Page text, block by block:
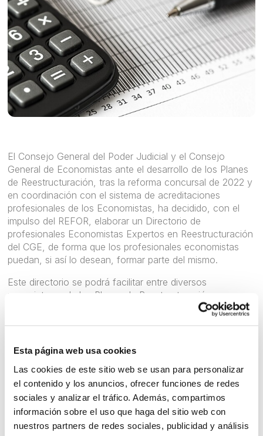
Esta página web usa cookies
Las cookies de este sitio web se usan para personalizar
el contenido y los anuncios, ofrecer funciones de redes
sociales y analizar el tráfico. Además, compartimos
información sobre el uso que haga del sitio web con
nuestros partners de redes sociales, publicidad y análisis
El Consejo General del Poder Judicial y el Consejo
General de Economistas ante el desarrollo de los Planes
de Reestructuración, tras la reforma concursal de 2022 y
en coordinación con el sistema de acreditaciones
profesionales de los Economistas, ha decidido, con el
impulso del REFOR, elaborar un Directorio de
profesionales Economistas Expertos en Reestructuración
del CGE, de forma que los profesionales economistas
puedan, si así lo desean, formar parte del mismo.
Este directorio se podrá facilitar entre diversos
prescriptores de los Planes de Reestructuración:
Magistrados y Jueces; Abogacía y otros profesionales
de la Justicia; Empresariado; Cámaras de Comercio;
Las personas físicas que quieran acceder al registro
deberán pertenecer a uno de los Registros del Consejo
General de Economistas y tener 20 horas de formación
específica obtenida en cursos que versen, en todo o en
parte, sobre planes de reestructuración, que hayan sido
homologados por el REFOR o Colegio de Economistas o
de Titulares Mercantiles, o acreditar que se ha elaborado